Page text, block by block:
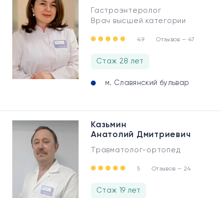
Гастроэнтеролог
Врач высшей категории
4.9 Отзывов — 47
Стаж 28 лет
м. Славянский бульвар
Казьмин
Анатолий Дмитриевич
Травматолог-ортопед
5 Отзывов — 24
Стаж 19 лет